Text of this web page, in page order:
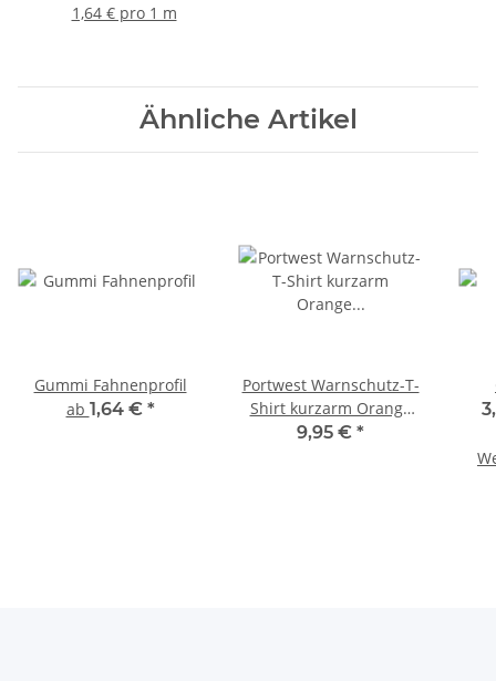
1,64 € pro 1 m
Ähnliche Artikel
Gummi Fahnenprofil
ab 1,64 € *
Portwest Warnschutz-T-
Shirt kurzarm Orange
Sicherheitskleidung für
9,95 € *